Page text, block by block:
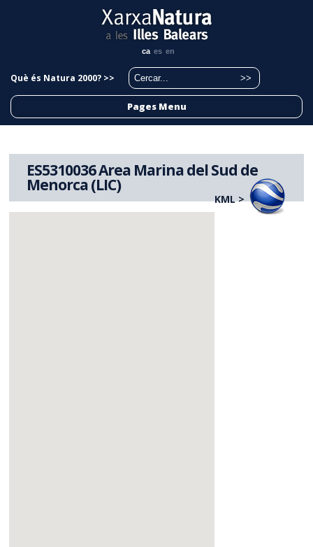
ca es en
Què és Natura 2000? >>
Pages Menu
ES5310036 Area Marina del Sud de
Menorca (LIC)
KML >